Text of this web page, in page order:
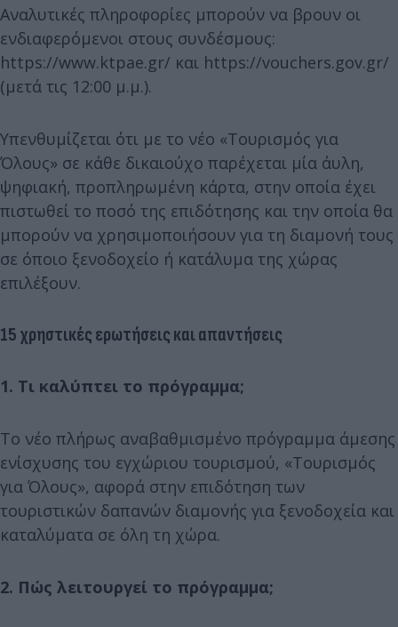
Αναλυτικές πληροφορίες μπορούν να βρουν οι
ενδιαφερόμενοι στους συνδέσμους:
https://www.ktpae.gr/ και https://vouchers.gov.gr/
(μετά τις 12:00 μ.μ.).
Υπενθυμίζεται ότι με το νέο «Τουρισμός για
Όλους» σε κάθε δικαιούχο παρέχεται μία άυλη,
ψηφιακή, προπληρωμένη κάρτα, στην οποία έχει
πιστωθεί το ποσό της επιδότησης και την οποία θα
μπορούν να χρησιμοποιήσουν για τη διαμονή τους
σε όποιο ξενοδοχείο ή κατάλυμα της χώρας
επιλέξουν.
15 χρηστικές ερωτήσεις και απαντήσεις
1. Τι καλύπτει το πρόγραμμα;
Το νέο πλήρως αναβαθμισμένο πρόγραμμα άμεσης
ενίσχυσης του εγχώριου τουρισμού, «Τουρισμός
για Όλους», αφορά στην επιδότηση των
τουριστικών δαπανών διαμονής για ξενοδοχεία και
καταλύματα σε όλη τη χώρα.
2. Πώς λειτουργεί το πρόγραμμα;